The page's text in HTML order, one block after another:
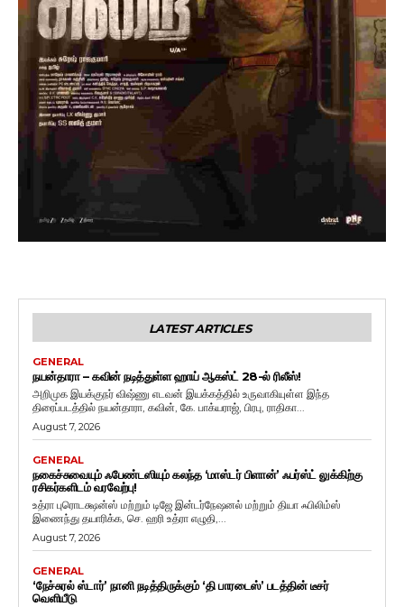
LATEST ARTICLES
GENERAL
நயன்தாரா – கவின் நடித்துள்ள ஹாய் ஆகஸ்ட் 28-ல் ரிலீஸ்!
அறிமுக இயக்குநர் விஷ்ணு எடவன் இயக்கத்தில் உருவாகியுள்ள இந்த
திரைப்படத்தில் நயன்தாரா, கவின், கே. பாக்யராஜ், பிரபு, ராதிகா...
August 7, 2026
GENERAL
நகைச்சுவையும் ஃபேண்டஸியும் கலந்த ‘மாஸ்டர் பிளான்’ ஃபர்ஸ்ட் லுக்கிற்கு
ரசிகர்களிடம் வரவேற்பு!
உத்ரா புரொடக்ஷன்ஸ் மற்றும் டிஜே இன்டர்நேஷனல் மற்றும் தியா ஃபிலிம்ஸ்
இணைந்து தயாரிக்க, செ. ஹரி உத்ரா எழுதி,...
August 7, 2026
GENERAL
‘நேச்சுரல் ஸ்டார்’ நானி நடித்திருக்கும் ‘தி பாரடைஸ்’ படத்தின் டீசர்
வெளியீடு